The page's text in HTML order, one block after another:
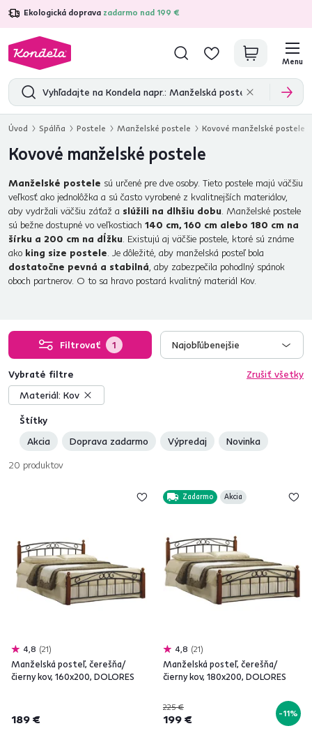
Ekologická doprava zadarmo nad 199 €
4,7 31 211overených produktových recenzií
Menu
Úvod Spálňa Postele Manželské postele Kovové manželské postele
Kovové manželské postele
Manželské postele sú určené pre dve osoby. Tieto postele majú väčšiu
veľkosť ako jednolôžka a sú často vyrobené z kvalitnejších materiálov,
aby vydržali väčšiu záťaž a slúžili na dlhšiu dobu. Manželské postele
sú bežne dostupné vo veľkostiach 140 cm, 160 cm alebo 180 cm na
šírku a 200 cm na dĺžku. Existujú aj väčšie postele, ktoré sú známe
ako king size postele. Je dôležité, aby manželská posteľ bola
dostatočne pevná a stabilná, aby zabezpečila pohodlný spánok
oboch partnerov. O to sa hravo postará kvalitný materiál Kov.
Filtrovať 1 Najobľúbenejšie
Štítky
Akcia
Doprava zadarmo Výpredaj Novinka
Vybraté filtre
Zrušiť všetky
Materiál: Kov
20 produktov
4,8 21
Manželská posteľ, čerešňa/
čierny kov, 160x200, DOLORES
189 €
Zadarmo Akcia
4,8 21
Manželská posteľ, čerešňa/
čierny kov, 180x200, DOLORES
225 €
199 € -11%